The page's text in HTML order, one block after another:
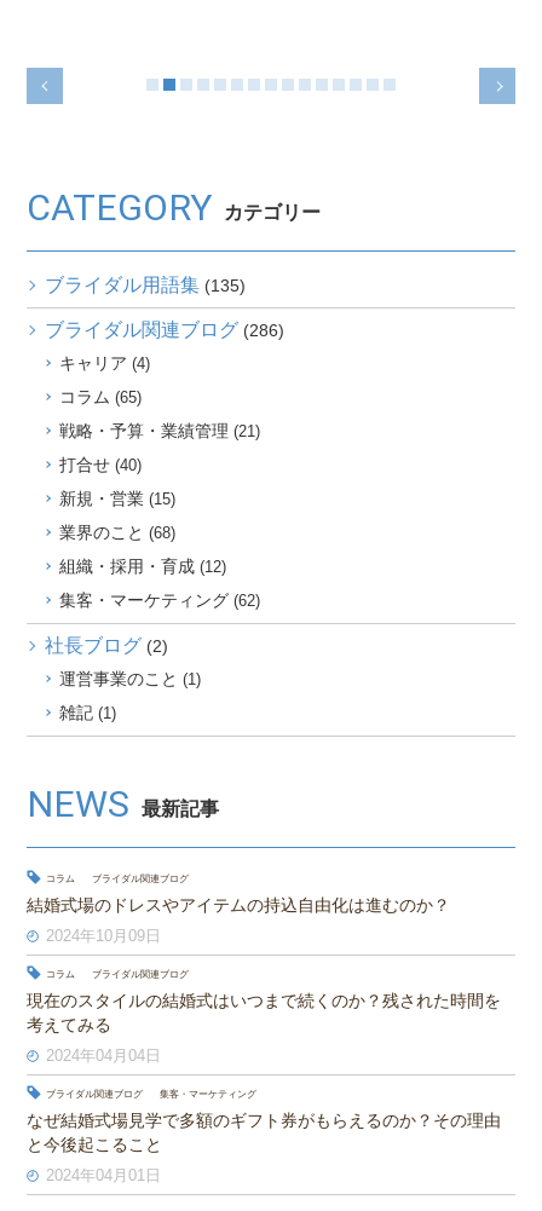
CATEGORY カテゴリー
ブライダル用語集 (135)
ブライダル関連ブログ (286)
キャリア (4)
コラム (65)
戦略・予算・業績管理 (21)
打合せ(40)
新規・営業(15)
業界のこと (68)
組織・採用・育成(12)
集客・マーケティング(62)
社長ブログ (2)
運営事業のこと (1)
雑記(1)
NEWS 最新記事
コラム ブライダル関連ブログ
結婚式場のドレスやアイテムの持込自由化は進むのか？
2024年10月09日
コラム ブライダル関連ブログ
現在のスタイルの結婚式はいつまで続くのか？残された時間を
考えてみる
2024年04月04日
ブライダル関連ブログ 集客・マーケティング
なぜ結婚式場見学で多額のギフト券がもらえるのか？その理由
と今後起こること
2024年04月01日